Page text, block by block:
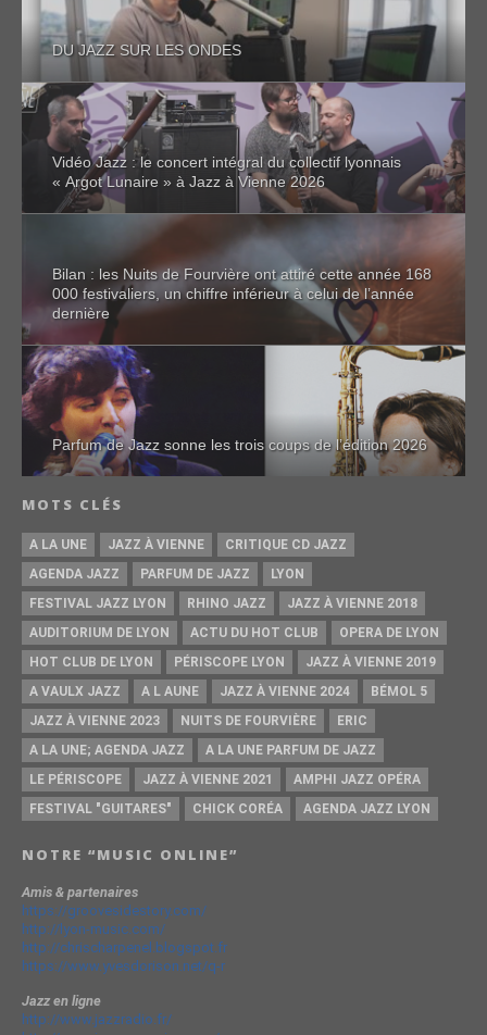
DU JAZZ SUR LES ONDES
Vidéo Jazz : le concert intégral du collectif lyonnais
« Argot Lunaire » à Jazz à Vienne 2026
Bilan : les Nuits de Fourvière ont attiré cette année 168
000 festivaliers, un chiffre inférieur à celui de l’année
dernière
Parfum de Jazz sonne les trois coups de l’édition 2026
MOTS CLÉS
A LA UNE JAZZ À VIENNE
CRITIQUE CD JAZZ
AGENDA JAZZ
PARFUM DE JAZZ
LYON
FESTIVAL JAZZ LYON
RHINO JAZZ
JAZZ À VIENNE 2018
AUDITORIUM DE LYON
ACTU DU HOT CLUB
OPERA DE LYON
HOT CLUB DE LYON
PÉRISCOPE LYON
JAZZ À VIENNE 2019
A VAULX JAZZ
A L AUNE JAZZ À VIENNE 2024
BÉMOL 5
JAZZ À VIENNE 2023
NUITS DE FOURVIÈRE
ERIC
A LA UNE; AGENDA JAZZ
A LA UNE PARFUM DE JAZZ
LE PÉRISCOPE
JAZZ À VIENNE 2021
AMPHI JAZZ OPÉRA
FESTIVAL "GUITARES"
CHICK CORÉA AGENDA JAZZ LYON
NOTRE “MUSIC ONLINE”
Amis & partenaires
https://groovesidestory.com/
http://lyon-music.com/
http://chrischarpenel.blogspot.fr
https://www.yvesdorison.net/q-r
Jazz en ligne
http://www.jazzradio.fr/